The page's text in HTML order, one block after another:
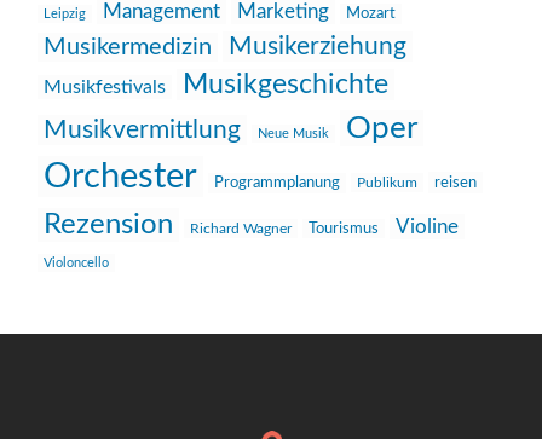
Leipzig Management Marketing Mozart
Musikermedizin Musikerziehung
Musikfestivals Musikgeschichte
Musikvermittlung Neue Musik Oper
Orchester Programmplanung Publikum reisen
Rezension Richard Wagner Tourismus Violine
Violoncello